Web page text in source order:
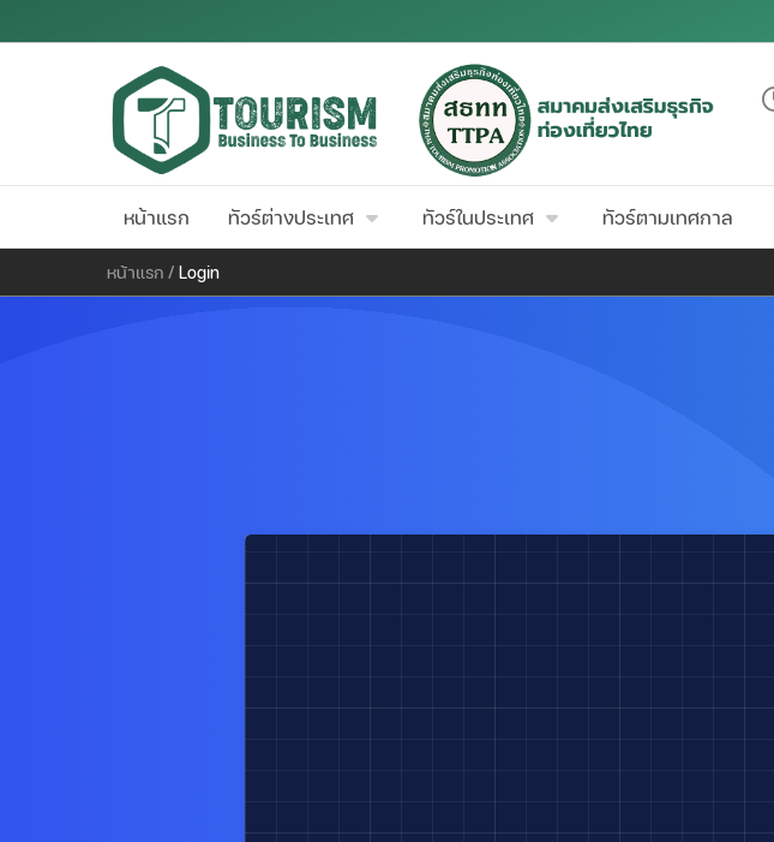
หน้าแรก ทัวร์ต่างประเทศ ทัวร์ในประเทศ ทัวร์ตามเทศกาล
หน้าแรก / Login